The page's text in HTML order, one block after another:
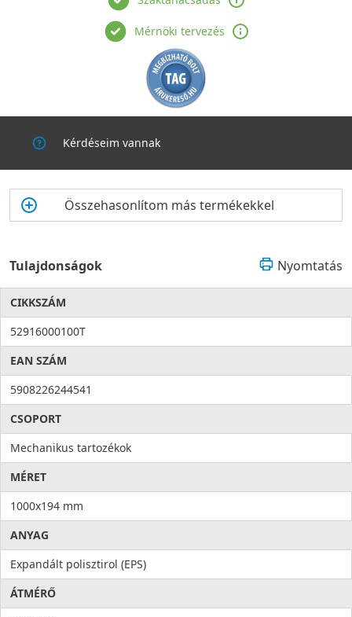
Mérnöki tervezés
Kérdéseim vannak
Összehasonlítom más termékekkel
Tulajdonságok Nyomtatás
CIKKSZÁM
52916000100T
EAN SZÁM
5908226244541
CSOPORT
Mechanikus tartozékok
MÉRET
1000x194 mm
ANYAG
Expandált polisztirol (EPS)
ÁTMÉRŐ